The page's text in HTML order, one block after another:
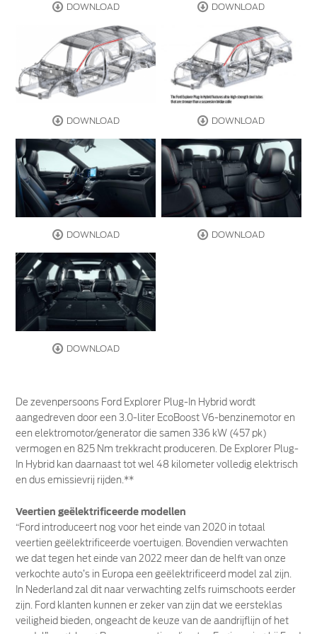
DOWNLOAD DOWNLOAD
DOWNLOAD DOWNLOAD
DOWNLOAD DOWNLOAD
DOWNLOAD
De zevenpersoons Ford Explorer Plug-In Hybrid wordt
aangedreven door een 3.0-liter EcoBoost V6-benzinemotor en
een elektromotor/generator die samen 336 kW (457 pk)
vermogen en 825 Nm trekkracht produceren. De Explorer Plug-
In Hybrid kan daarnaast tot wel 48 kilometer volledig elektrisch
en dus emissievrij rijden.**
Veertien geëlektrificeerde modellen
“Ford introduceert nog voor het einde van 2020 in totaal
veertien geëlektrificeerde voertuigen. Bovendien verwachten
we dat tegen het einde van 2022 meer dan de helft van onze
verkochte auto’s in Europa een geëlektrificeerd model zal zijn.
In Nederland zal dit naar verwachting zelfs ruimschoots eerder
zijn. Ford klanten kunnen er zeker van zijn dat we eersteklas
veiligheid bieden, ongeacht de keuze van de aandrijflijn of het